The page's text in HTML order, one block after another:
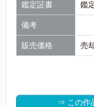
鑑定証書 鑑
備考
販売価格 売
⇒ この作